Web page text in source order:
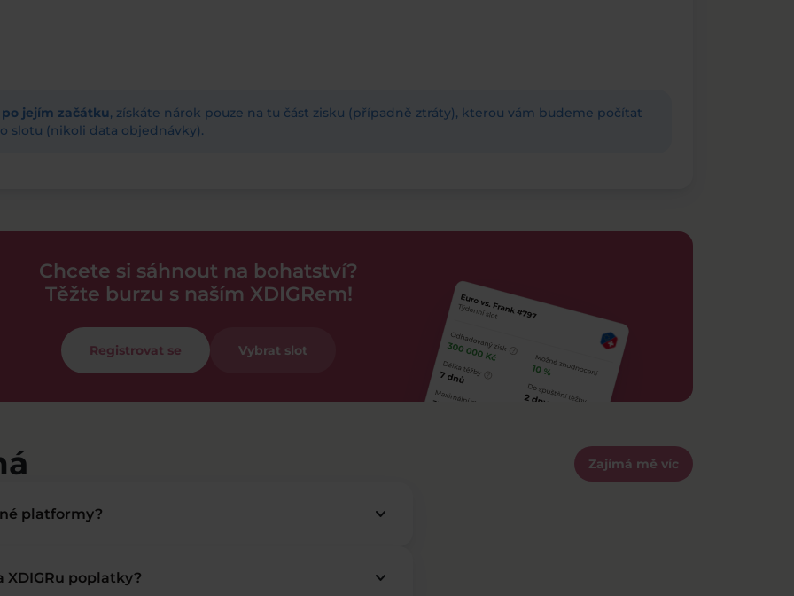
jejím začátku, získáte nárok pouze na tu část zisku (případně ztráty), kterou vám budeme počítat
slotu (nikoli data objednávky).
Chcete si sáhnout na bohatství?
Těžte burzu s naším XDIGRem!
Registrovat se Vybrat slot
Zajímá mě víc
platformy? keyboard_arrow_down
XDIGRu poplatky? keyboard_arrow_down